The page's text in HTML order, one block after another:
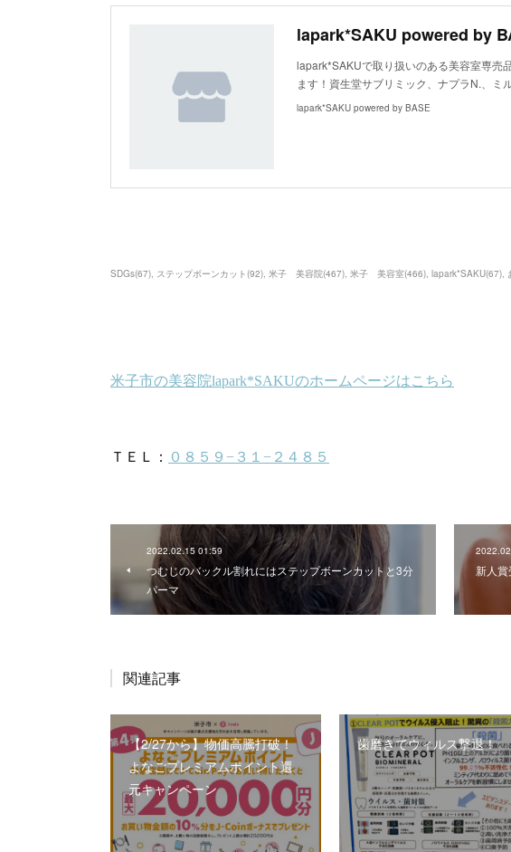
lapark*SAKU powered by
lapark*SAKUで取り扱いのある美容室専売
ます！資生堂サブリミック、ナプラN.、ミ
lapark*SAKU powered by BASE
SDGs(67) ステップボーンカット(92) 米子 美容院(467) 米子 美容室(466) lapark*SAKU(67)
2022.02.15 01:59
つむじのバックル割れにはステップボーンカットと3分
パーマ
新人
関連記事
【2/27から】物価高騰打破！
よなごプレミアムポイント還
元キャンペーン
歯磨きでウィルス撃退！